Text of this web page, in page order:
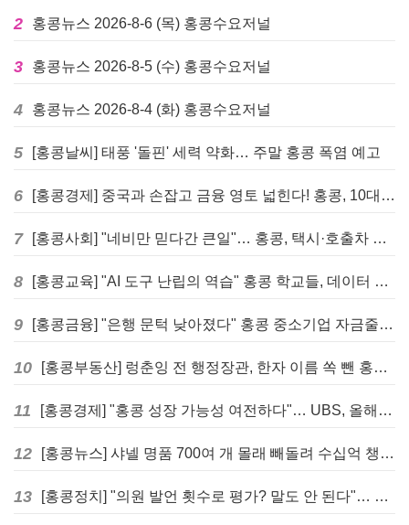
2 홍콩뉴스 2026-8-6 (목) 홍콩수요저널
3 홍콩뉴스 2026-8-5 (수) 홍콩수요저널
4 홍콩뉴스 2026-8-4 (화) 홍콩수요저널
5 [홍콩날씨] 태풍 '돌핀' 세력 약화… 주말 홍콩 폭염 예고
6 [홍콩경제] 중국과 손잡고 금융 영토 넓힌다! 홍콩, 10대 신규 정책 발표
7 [홍콩사회] "네비만 믿다간 큰일"… 홍콩, 택시·호출차 통합 시험 도입하며 규제 본격화
8 [홍콩교육] "AI 도구 난립의 역습" 홍콩 학교들, 데이터 고립에 교육 효과 평가 비상
9 [홍콩금융] "은행 문턱 낮아졌다" 홍콩 중소기업 자금줄 숨통 트이나… HKMA "2분기 신용 조건 안정적"
10 [홍콩부동산] 렁춘잉 전 행정장관, 한자 이름 쏙 뺀 홍콩 고급 아파트 단지들에 쓴소리
11 [홍콩경제] "홍콩 성장 가능성 여전하다"… UBS, 올해 홍콩 GDP 성장률 전망치 4.5%로 대폭 상향
12 [홍콩뉴스] 샤넬 명품 700여 개 몰래 빼돌려 수십억 챙긴 직원 4년~7년형 선고
13 [홍콩정치] "의원 발언 횟수로 평가? 말도 안 된다"… 홍콩 입법회 의장의 일침